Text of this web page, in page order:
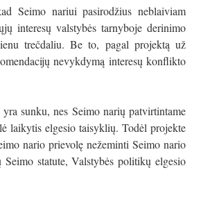
Seimo nariui pasirodžius neblaiviam
interesų valstybės tarnyboje derinimo
trečdaliu. Be to, pagal projektą už
nevykdymą interesų konflikto
sunku, nes Seimo narių patvirtintame
laikytis elgesio taisyklių. Todėl projekte
nario prievolę nežeminti Seimo nario
statute, Valstybės politikų elgesio